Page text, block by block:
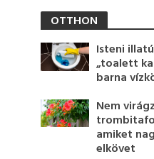
OTTHON
Isteni
„toalett
barna
Nem
amiket
elkövet